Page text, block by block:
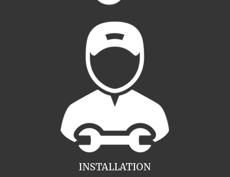
INSTALLATION